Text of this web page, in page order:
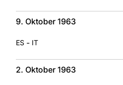
9. Oktober 1963
ES - IT
2. Oktober 1963